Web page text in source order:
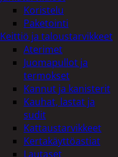
Koristelu
Paketointi
Keittiö ja taloustarvikkeet
Aterimet
Juomapullot ja
termokset
Kannut ja kanisterit
Kauhat, lastat ja
sudit
Kattaustarvikkeet
Kertakäyttöastiat
Lautaset